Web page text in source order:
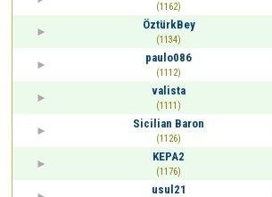
(1162)
ÖztürkBey
(1134)
paulo086
(1112)
valista
(1111)
Sicilian Baron
(1126)
KEPA2
(1176)
usul21